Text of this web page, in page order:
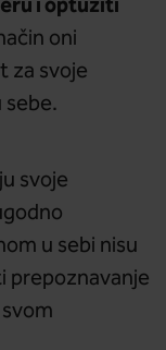
i optužiti
oni
za svoje
sebe.
svoje
u sebi nisu
prepoznavanje